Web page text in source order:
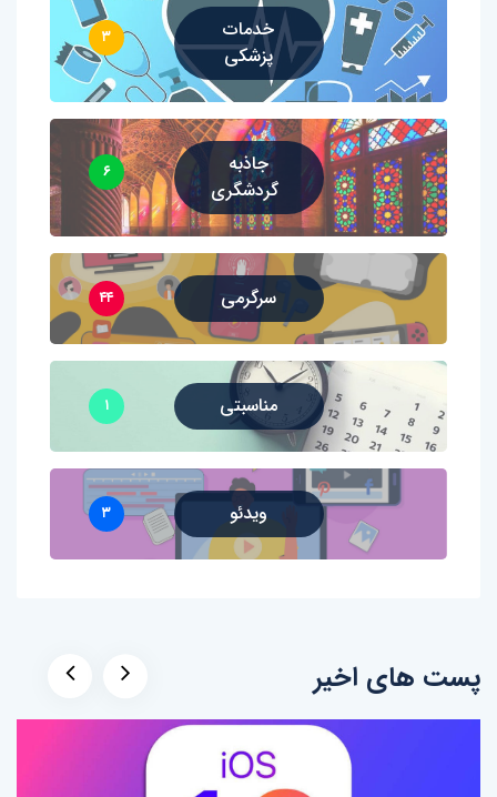
خدمات
پزشکی
۳
جاذبه
گردشگری
۶
سرگرمی ۴۴
مناسبتی ۱
ویدئو ۳
پست های اخیر